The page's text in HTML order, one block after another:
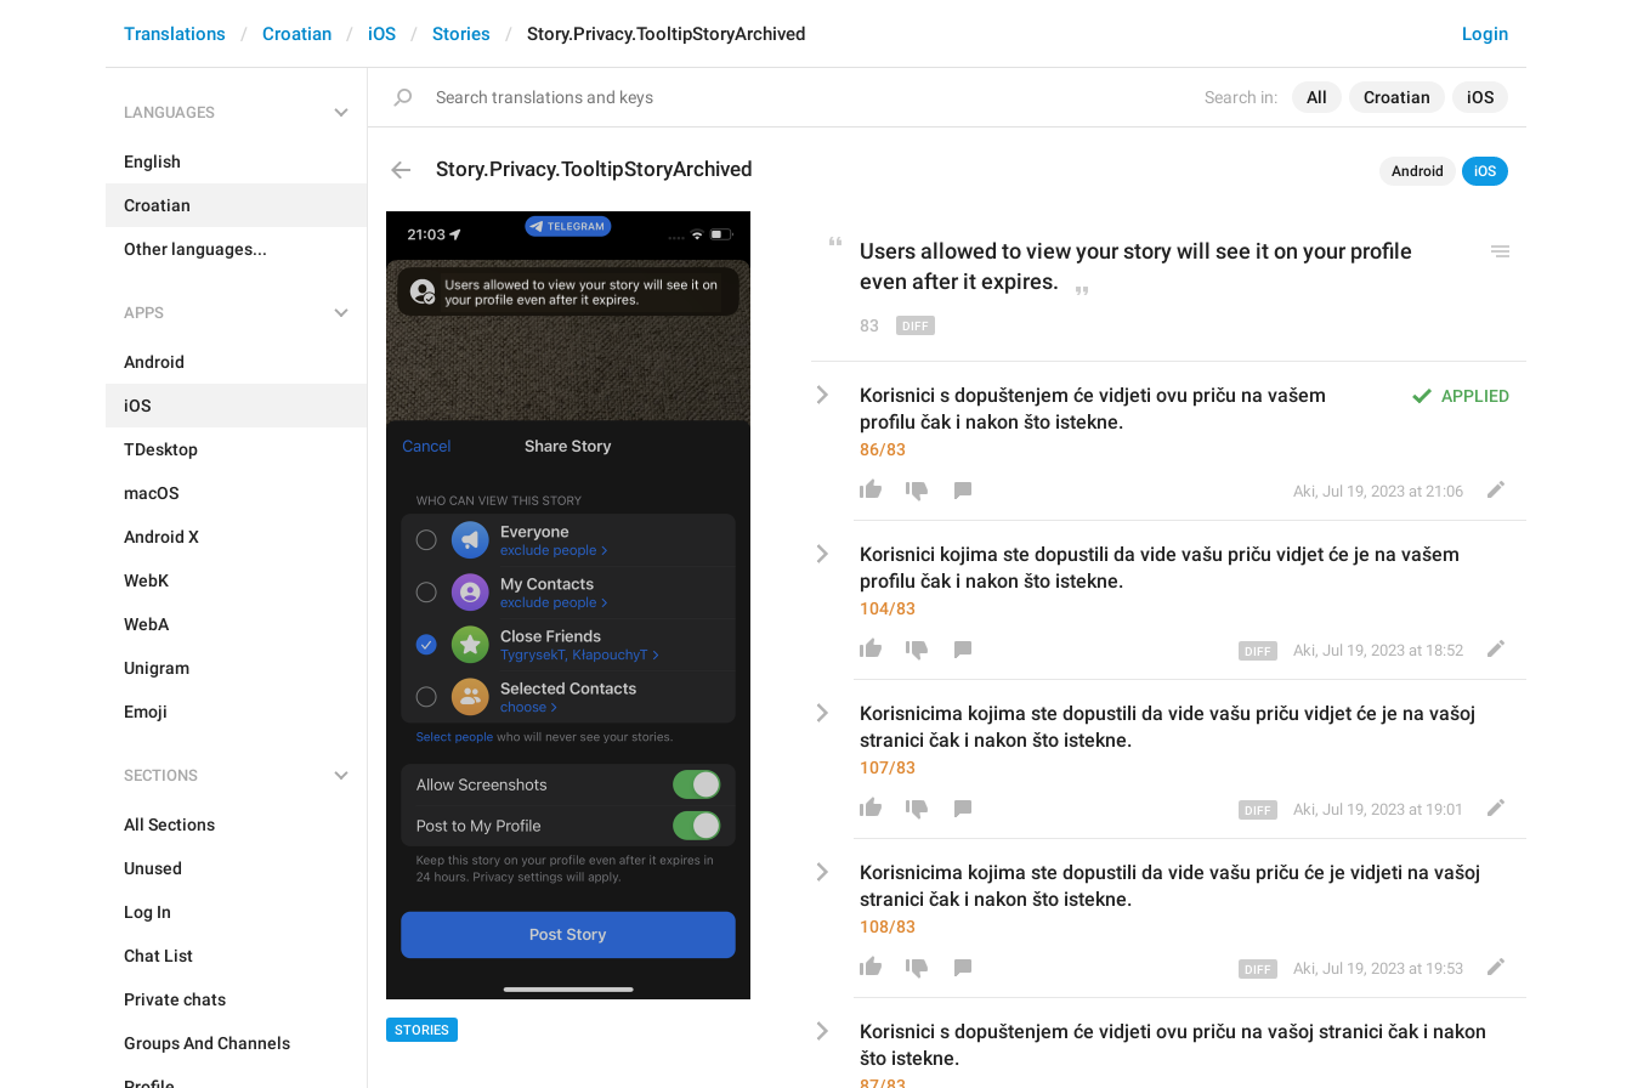
Search in: All Croatian iOS
Login
Translations Croatian iOS Stories Story.Privacy.TooltipStoryArchived
LANGUAGES
English
Croatian
Other languages...
APPS
Android
iOS
TDesktop
macOS
Android X
WebK
WebA
Unigram
Emoji
SECTIONS
All Sections
Unused
Log In
Chat List
Private chats
Groups And Channels
Story.Privacy.TooltipStoryArchived Android iOS
STORIES
Users allowed to view your story will see it on your profile
even after it expires.
83
APPLIED
Korisnici s dopuštenjem će vidjeti ovu priču na vašem
profilu čak i nakon što istekne.
86/83
Aki, Jul 19, 2023 at 21:06
Korisnici kojima ste dopustili da vide vašu priču vidjet će je na vašem
profilu čak i nakon što istekne.
104/83
Aki, Jul 19, 2023 at 18:52
Korisnicima kojima ste dopustili da vide vašu priču vidjet će je na vašoj
stranici čak i nakon što istekne.
107/83
Aki, Jul 19, 2023 at 19:01
Korisnicima kojima ste dopustili da vide vašu priču će je vidjeti na vašoj
stranici čak i nakon što istekne.
108/83
Aki, Jul 19, 2023 at 19:53
Korisnici s dopuštenjem će vidjeti ovu priču na vašoj stranici čak i nakon
što istekne.